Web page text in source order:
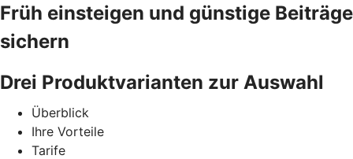
Früh einsteigen und günstige Beiträge
sichern
Drei Produktvarianten zur Auswahl
Überblick
Ihre Vorteile
Tarife